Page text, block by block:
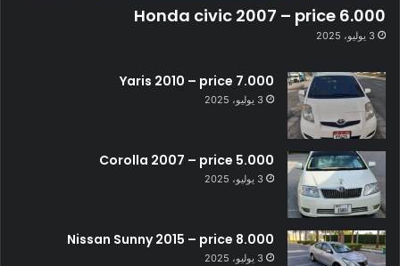
Honda civic 2007 – price 6.000
3 يوليو، 2025
Yaris 2010 – price 7.000
3 يوليو، 2025
Corolla 2007 – price 5.000
3 يوليو، 2025
Nissan Sunny 2015 – price 8.000
3 يوليو، 2025